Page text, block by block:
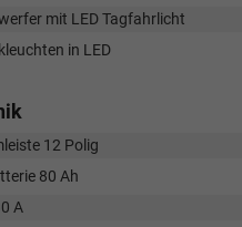
mit LED Tagfahrlicht
in LED
12 Polig
80 Ah
A